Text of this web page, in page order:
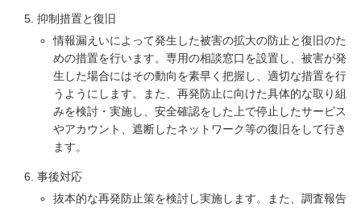
抑制措置と復旧
情報漏えいによって発生した被害の拡大の防止と復旧のた
めの措置を行います。専用の相談窓口を設置し、被害が発
生した場合にはその動向を素早く把握し、適切な措置を行
うようにします。また、再発防止に向けた具体的な取り組
みを検討・実施し、安全確認をした上で停止したサービス
やアカウント、遮断したネットワーク等の復旧をして行き
ます。
事後対応
抜本的な再発防止策を検討し実施します。また、調査報告